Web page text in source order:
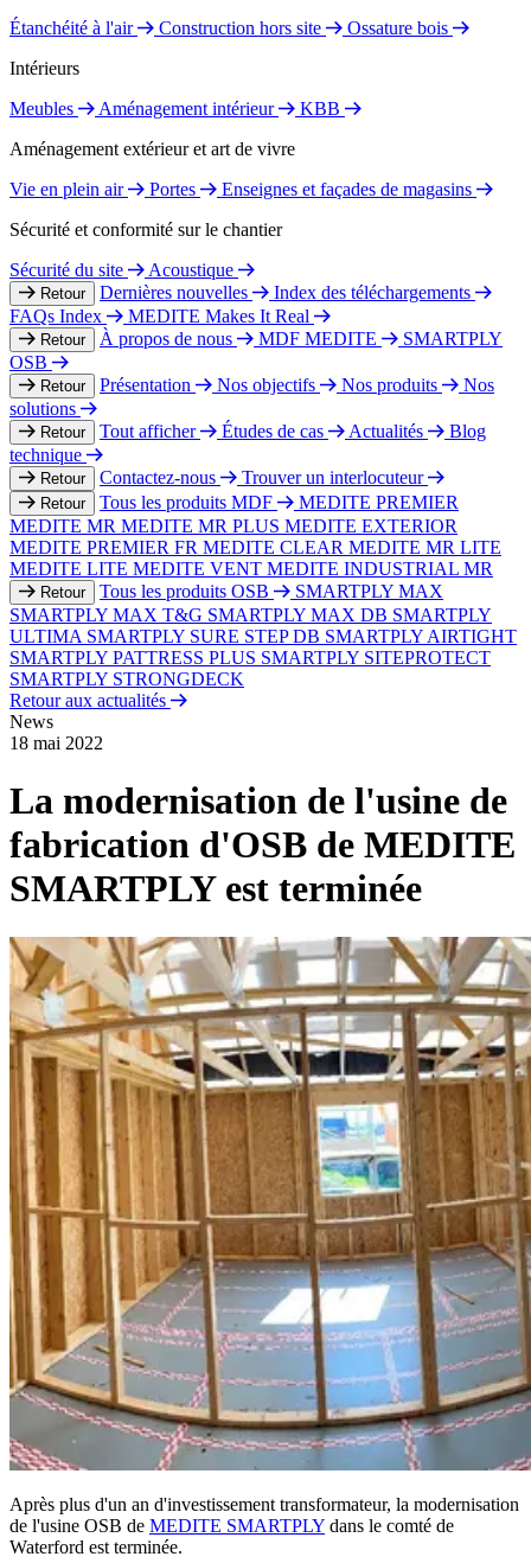
Étanchéité à l'air
Construction hors site
Ossature bois
Intérieurs
Meubles
Aménagement intérieur
KBB
Aménagement extérieur et art de vivre
Vie en plein air
Portes
Enseignes et façades de magasins
Sécurité et conformité sur le chantier
Sécurité du site
Acoustique
Retour Dernières nouvelles
Index des téléchargements
FAQs Index
MEDITE Makes It Real
Retour À propos de nous MDF MEDITE
SMARTPLY
OSB
Retour Présentation Nos objectifs Nos produits
Nos
solutions
Retour Tout afficher Études de cas Actualités
Blog
technique
Retour Contactez-nous Trouver un interlocuteur
Retour Tous les produits MDF
MEDITE PREMIER
MEDITE MR MEDITE MR PLUS MEDITE EXTERIOR
MEDITE PREMIER FR MEDITE CLEAR MEDITE MR LITE
MEDITE LITE MEDITE VENT MEDITE INDUSTRIAL MR
Retour Tous les produits OSB
SMARTPLY MAX
SMARTPLY MAX T&G SMARTPLY MAX DB SMARTPLY
ULTIMA SMARTPLY SURE STEP DB SMARTPLY AIRTIGHT
SMARTPLY PATTRESS PLUS SMARTPLY SITEPROTECT
SMARTPLY STRONGDECK
Retour aux actualités
News
18 mai 2022
La modernisation de l'usine de
fabrication d'OSB de MEDITE
SMARTPLY est terminée
Après plus d'un an d'investissement transformateur, la modernisation
de l'usine OSB de MEDITE SMARTPLY dans le comté de
Waterford est terminée.